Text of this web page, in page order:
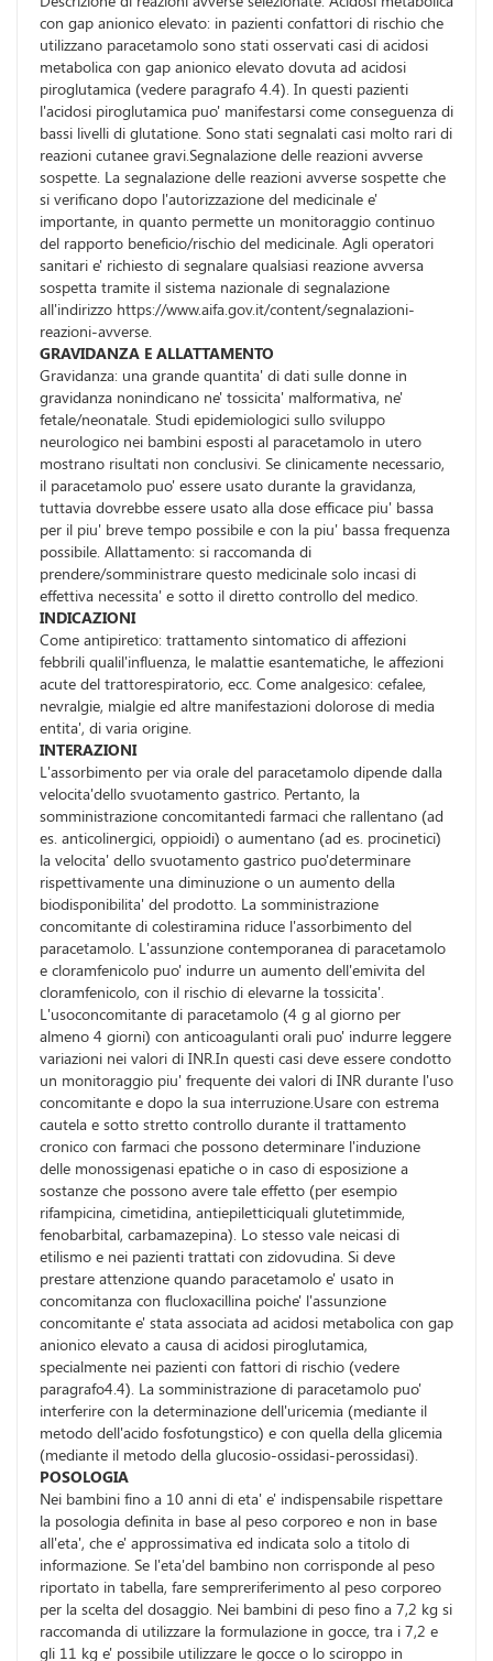
con gap anionico elevato: in pazienti confattori di rischio che
utilizzano paracetamolo sono stati osservati casi di acidosi
metabolica con gap anionico elevato dovuta ad acidosi
piroglutamica (vedere paragrafo 4.4). In questi pazienti
l'acidosi piroglutamica puo' manifestarsi come conseguenza di
bassi livelli di glutatione. Sono stati segnalati casi molto rari di
reazioni cutanee gravi.Segnalazione delle reazioni avverse
sospette. La segnalazione delle reazioni avverse sospette che
si verificano dopo l'autorizzazione del medicinale e'
importante, in quanto permette un monitoraggio continuo
del rapporto beneficio/rischio del medicinale. Agli operatori
sanitari e' richiesto di segnalare qualsiasi reazione avversa
sospetta tramite il sistema nazionale di segnalazione
all'indirizzo https://www.aifa.gov.it/content/segnalazioni-
reazioni-avverse.
GRAVIDANZA E ALLATTAMENTO
Gravidanza: una grande quantita' di dati sulle donne in
gravidanza nonindicano ne' tossicita' malformativa, ne'
fetale/neonatale. Studi epidemiologici sullo sviluppo
neurologico nei bambini esposti al paracetamolo in utero
mostrano risultati non conclusivi. Se clinicamente necessario,
il paracetamolo puo' essere usato durante la gravidanza,
tuttavia dovrebbe essere usato alla dose efficace piu' bassa
per il piu' breve tempo possibile e con la piu' bassa frequenza
possibile. Allattamento: si raccomanda di
prendere/somministrare questo medicinale solo incasi di
effettiva necessita' e sotto il diretto controllo del medico.
INDICAZIONI
Come antipiretico: trattamento sintomatico di affezioni
febbrili qualil'influenza, le malattie esantematiche, le affezioni
acute del trattorespiratorio, ecc. Come analgesico: cefalee,
nevralgie, mialgie ed altre manifestazioni dolorose di media
entita', di varia origine.
INTERAZIONI
L'assorbimento per via orale del paracetamolo dipende dalla
velocita'dello svuotamento gastrico. Pertanto, la
somministrazione concomitantedi farmaci che rallentano (ad
es. anticolinergici, oppioidi) o aumentano (ad es. procinetici)
la velocita' dello svuotamento gastrico puo'determinare
rispettivamente una diminuzione o un aumento della
biodisponibilita' del prodotto. La somministrazione
concomitante di colestiramina riduce l'assorbimento del
paracetamolo. L'assunzione contemporanea di paracetamolo
e cloramfenicolo puo' indurre un aumento dell'emivita del
cloramfenicolo, con il rischio di elevarne la tossicita'.
L'usoconcomitante di paracetamolo (4 g al giorno per
almeno 4 giorni) con anticoagulanti orali puo' indurre leggere
variazioni nei valori di INR.In questi casi deve essere condotto
un monitoraggio piu' frequente dei valori di INR durante l'uso
concomitante e dopo la sua interruzione.Usare con estrema
cautela e sotto stretto controllo durante il trattamento
cronico con farmaci che possono determinare l'induzione
delle monossigenasi epatiche o in caso di esposizione a
sostanze che possono avere tale effetto (per esempio
rifampicina, cimetidina, antiepiletticiquali glutetimmide,
fenobarbital, carbamazepina). Lo stesso vale neicasi di
etilismo e nei pazienti trattati con zidovudina. Si deve
prestare attenzione quando paracetamolo e' usato in
concomitanza con flucloxacillina poiche' l'assunzione
concomitante e' stata associata ad acidosi metabolica con gap
anionico elevato a causa di acidosi piroglutamica,
specialmente nei pazienti con fattori di rischio (vedere
paragrafo4.4). La somministrazione di paracetamolo puo'
interferire con la determinazione dell'uricemia (mediante il
metodo dell'acido fosfotungstico) e con quella della glicemia
(mediante il metodo della glucosio-ossidasi-perossidasi).
POSOLOGIA
Nei bambini fino a 10 anni di eta' e' indispensabile rispettare
la posologia definita in base al peso corporeo e non in base
all'eta', che e' approssimativa ed indicata solo a titolo di
informazione. Se l'eta'del bambino non corrisponde al peso
riportato in tabella, fare sempreriferimento al peso corporeo
per la scelta del dosaggio. Nei bambini di peso fino a 7,2 kg si
raccomanda di utilizzare la formulazione in gocce, tra i 7,2 e
gli 11 kg e' possibile utilizzare le gocce o lo sciroppo in